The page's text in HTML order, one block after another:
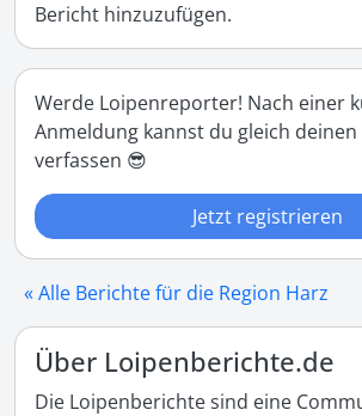
Bericht hinzuzufügen.
Werde Loipenreporter! Nach einer
Anmeldung kannst du gleich
verfassen 😎
Jetzt registrieren
« Alle Berichte für die Region Harz
Über Loipenberichte.de
Die Loipenberichte sind eine